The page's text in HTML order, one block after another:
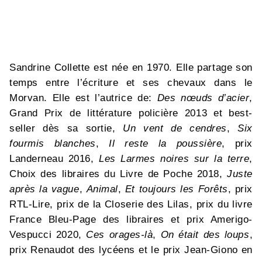
Sandrine Collette est née en 1970. Elle partage son
temps entre l’écriture et ses chevaux dans le
Morvan. Elle est l’autrice de: Des nœuds d’acier,
Grand Prix de littérature policière 2013 et best-
seller dès sa sortie, Un vent de cendres,Six
fourmis blanches,Il reste la poussière, prix
Landerneau 2016,Les Larmes noires sur la terre,
Choix des libraires du Livre de Poche 2018,Juste
après la vague,Animal, Et toujours les Forêts, prix
RTL-Lire, prix de la Closerie des Lilas, prix du livre
France Bleu-Page des libraires et prix Amerigo-
Vespucci 2020, Ces orages-là, On était des loups,
prix Renaudot des lycéens et le prix Jean-Giono en